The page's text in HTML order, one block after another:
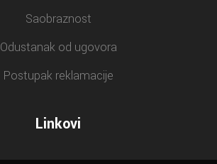
Saobraznost
Odustanak od ugovora
Postupak reklamacije
Linkovi